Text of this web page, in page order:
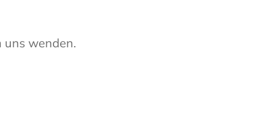
uns wenden.